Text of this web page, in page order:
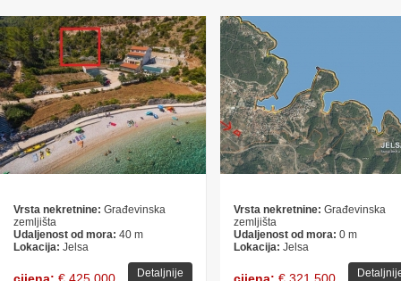
Vrsta nekretnine: Građevinska
zemljišta
Udaljenost od mora: 40 m
Lokacija: Jelsa
Detaljnije
Vrsta nekretnine: Građevinska
zemljišta
Udaljenost od mora: 0 m
Lokacija: Jelsa